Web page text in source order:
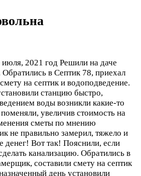
июля, 2021 год Решили на даче
Обратились в Септик 78, приехал
на септик и водоподведение.
станцию быстро,
воды возникли какие-то
увеличив стоимость на
сметы по мнению
не правильно замерил, тяжело и
денег! Вот так! Пояснили, если
канализацию. Обратились в
составили смету на септик
день установили